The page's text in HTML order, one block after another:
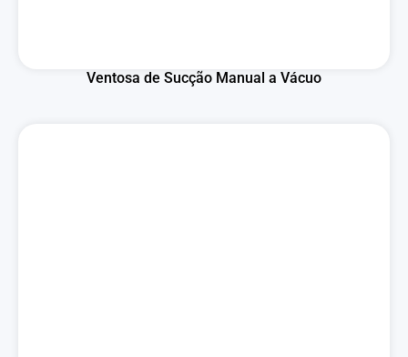
Ventosa de Sucção Manual a Vácuo